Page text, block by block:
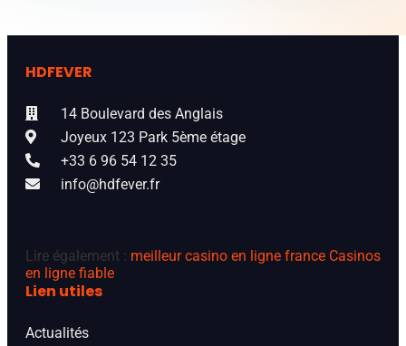
HDFEVER
14 Boulevard des Anglais
Joyeux 123 Park 5ème étage
+33 6 96 54 12 35
info@hdfever.fr
Lire également : meilleur casino en ligne france Casinos
en ligne fiable
Lien utiles
Actualités